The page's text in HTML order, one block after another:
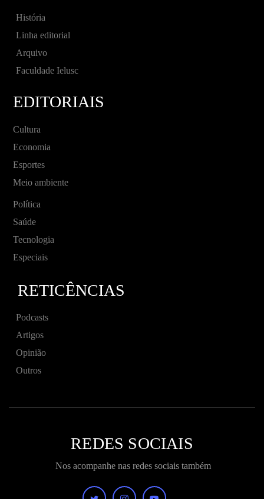
História
Linha editorial
Arquivo
Faculdade Ielusc
EDITORIAIS
Cultura
Economia
Esportes
Meio ambiente
Política
Saúde
Tecnologia
Especiais
RETICÊNCIAS
Podcasts
Artigos
Opinião
Outros
REDES SOCIAIS
Nos acompanhe nas redes sociais também